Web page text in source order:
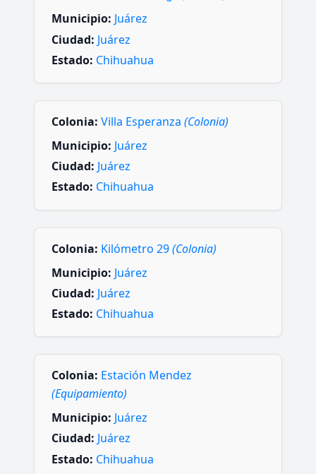
Municipio: Juárez
Ciudad: Juárez
Estado: Chihuahua
Colonia: Villa Esperanza (Colonia)
Municipio: Juárez
Ciudad: Juárez
Estado: Chihuahua
Colonia: Kilómetro 29(Colonia)
Municipio: Juárez
Ciudad: Juárez
Estado: Chihuahua
Colonia: Estación Mendez
(Equipamiento)
Municipio: Juárez
Ciudad: Juárez
Estado: Chihuahua